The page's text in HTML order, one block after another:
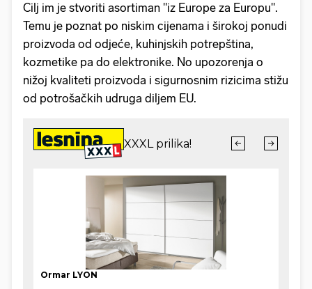
Cilj im je stvoriti asortiman "iz Europe za Europu".
Temu je poznat po niskim cijenama i širokoj ponudi
proizvoda od odjeće, kuhinjskih potrepština,
kozmetike pa do elektronike. No upozorenja o
nižoj kvaliteti proizvoda i sigurnosnim rizicima stižu
od potrošačkih udruga diljem EU.